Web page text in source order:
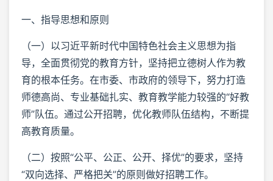
一、指导思想和原则
（一）以习近平新时代中国特色社会主义思想为指
导，全面贯彻党的教育方针，坚持把立德树人作为教
育的根本任务。在市委、市政府的领导下，努力打造
师德高尚、专业基础扎实、教育教学能力较强的“好教
师”队伍。通过公开招聘，优化教师队伍结构，不断提
高教育质量。
（二）按照“公平、公正、公开、择优”的要求，坚持
“双向选择、严格把关”的原则做好招聘工作。